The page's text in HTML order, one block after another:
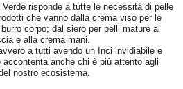
risponde a tutte le necessità di pelle
che vanno dalla crema viso per le
corpo; dal siero per pelli mature al
e alla crema mani.
a tutti avendo un Inci invidiabile e
accontenta anche chi è più attento agli
nostro ecosistema.